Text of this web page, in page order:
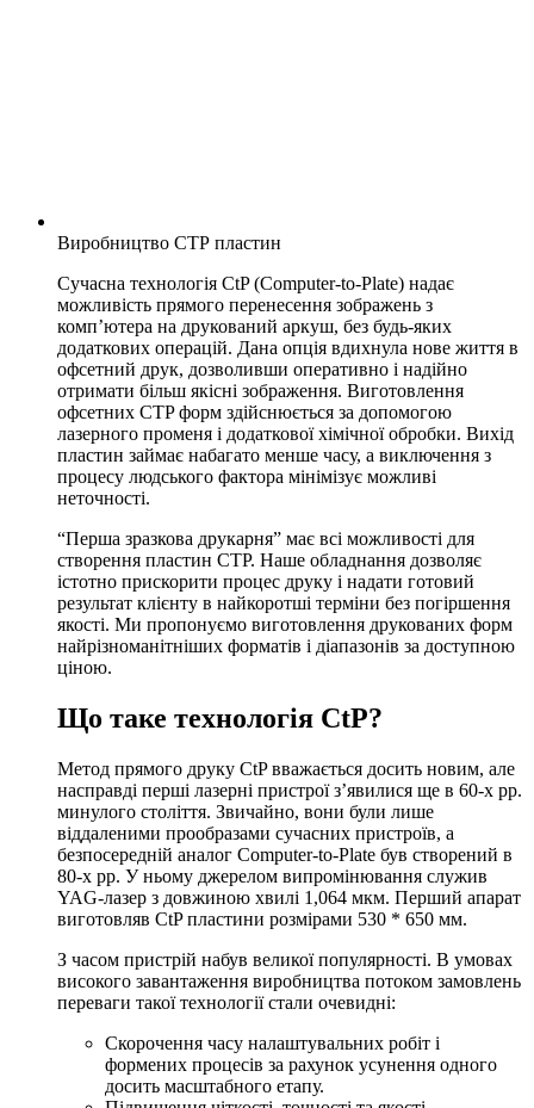
Виробництво СТР пластин
Сучасна технологія CtP (Computer-to-Plate) надає
можливість прямого перенесення зображень з
комп’ютера на друкований аркуш, без будь-яких
додаткових операцій. Дана опція вдихнула нове життя в
офсетний друк, дозволивши оперативно і надійно
отримати більш якісні зображення. Виготовлення
офсетних CTP форм здійснюється за допомогою
лазерного променя і додаткової хімічної обробки. Вихід
пластин займає набагато менше часу, а виключення з
процесу людського фактора мінімізує можливі
неточності.
“Перша зразкова друкарня” має всі можливості для
створення пластин CTP. Наше обладнання дозволяє
істотно прискорити процес друку і надати готовий
результат клієнту в найкоротші терміни без погіршення
якості. Ми пропонуємо виготовлення друкованих форм
найрізноманітніших форматів і діапазонів за доступною
ціною.
Що таке технологія CtP?
Метод прямого друку CtP вважається досить новим, але
насправді перші лазерні пристрої з’явилися ще в 60-х рр.
минулого століття. Звичайно, вони були лише
віддаленими прообразами сучасних пристроїв, а
безпосередній аналог Computer-to-Plate був створений в
80-х рр. У ньому джерелом випромінювання служив
YAG-лазер з довжиною хвилі 1,064 мкм. Перший апарат
виготовляв CtP пластини розмірами 530 * 650 мм.
З часом пристрій набув великої популярності. В умовах
високого завантаження виробництва потоком замовлень
переваги такої технології стали очевидні:
Скорочення часу налаштувальних робіт і
формених процесів за рахунок усунення одного
досить масштабного етапу.